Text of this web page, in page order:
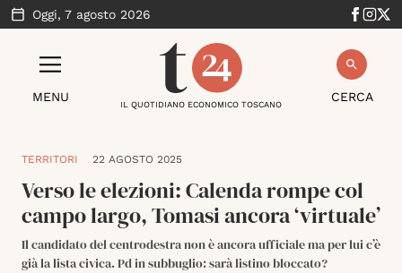
Oggi, 7 agosto 2026
MENU CERCA
IL QUOTIDIANO ECONOMICO TOSCANO
TERRITORI 22 AGOSTO 2025
Verso le elezioni: Calenda rompe col
campo largo, Tomasi ancora ‘virtuale’
Il candidato del centrodestra non è ancora ufficiale ma per lui c’è
già la lista civica. Pd in subbuglio: sarà listino bloccato?